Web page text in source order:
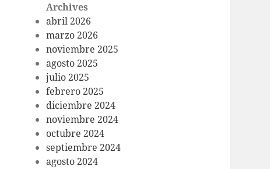
Archives
abril 2026
marzo 2026
noviembre 2025
agosto 2025
julio 2025
febrero 2025
diciembre 2024
noviembre 2024
octubre 2024
septiembre 2024
agosto 2024